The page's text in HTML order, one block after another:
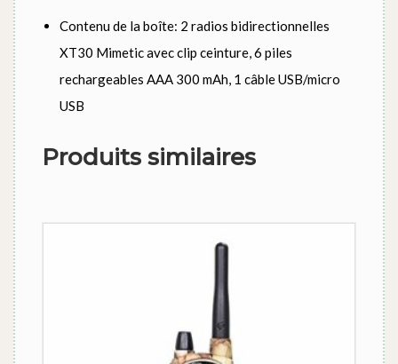
Contenu de la boîte: 2 radios bidirectionnelles
XT30 Mimetic avec clip ceinture, 6 piles
rechargeables AAA 300 mAh, 1 câble USB/micro
USB
Produits similaires